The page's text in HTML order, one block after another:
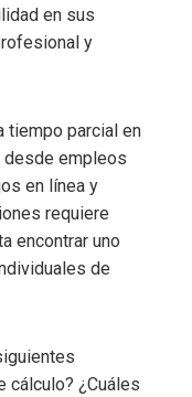
en sus
y
tiempo parcial en
empleos
en línea y
requiere
encontrar uno
de
cálculo? ¿Cuáles